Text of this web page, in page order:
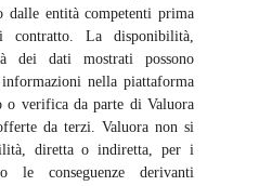
dalle entità competenti prima
contratto. La disponibilità,
dei dati mostrati possono
nella piattaforma
o verifica da parte di Valuora
da terzi. Valuora non si
diretta o indiretta, per i
conseguenze derivanti